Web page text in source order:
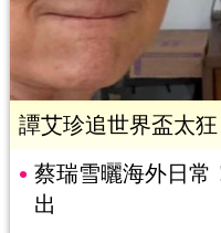
譚艾珍追世界盃太
蔡瑞雪曬海外日常
出